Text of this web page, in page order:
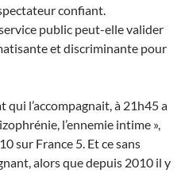
confiant.
public peut-elle valider
et discriminante pour
l’accompagnait, à 21h45 a
l’ennemie intime »,
sur France 5. Et ce sans
alors que depuis 2010 il y